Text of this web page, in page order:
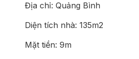
Địa chỉ: Quảng Bình
Diện tích nhà: 135m2
Mặt tiền: 9m